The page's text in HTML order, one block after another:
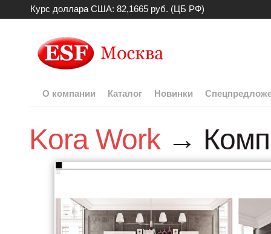
Курс доллара США: 82,1665 руб. (ЦБ РФ)
О компании Каталог Новинки
Kora Work→